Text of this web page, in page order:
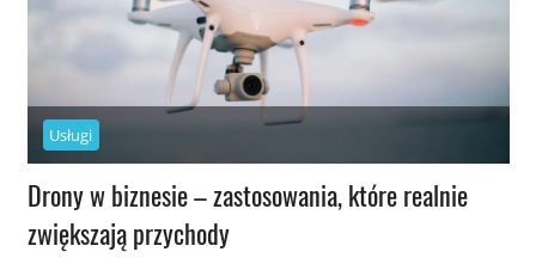
Usługi
Drony w biznesie – zastosowania, które realnie
zwiększają przychody